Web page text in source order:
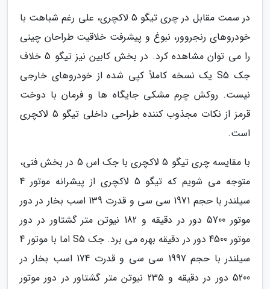
در سمت مقابل در چری تیگو 5 لاکچری، علی رغم شباهت با
خودروهای رنجروور، نبوغ و پیشرفت خلاقیت طراحان چینی
را می توان مشاهده کرد. در بخش کابین نیز تیگو 5 خلاف
جک S5 یک نسخه کاملاً کپی شده از خودروهای خارجی
نیست. روکش چرم مشکی جایگاه ها و فرمان با دوخت
قرمز از نکات مجذوب کننده طراحی داخلی تیگو 5 لاکچری
است.
با مقایسه چری تیگو 5 لاکچری با جک اس 5 در بخش فنی،
متوجه می شویم که تیگو 5 لاکچری از پیشرانه موتور 4
سیلندر با حجم 1971 سی سی و قدرت 139 اسب بخار در دور
موتور 5700 دور در دقیقه و 182 نیوتن متر گشتاور در دور
موتور 4500 دور در دقیقه بهره می برد. جک S5 اما با موتور 4
سیلندر با حجم 1997 سی سی و قدرت 174 اسب بخار در
5200 دور در دقیقه و 235 نیوتن متر گشتاور در دور موتور